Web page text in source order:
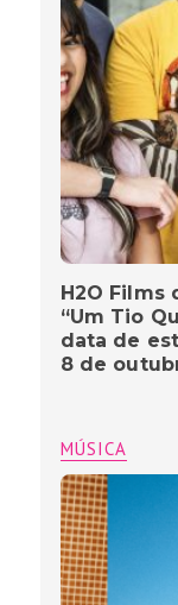
H2O
“Um Tio
data de
8 de
MÚSICA